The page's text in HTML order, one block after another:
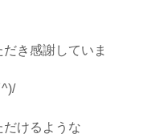
き感謝していま
だけるような